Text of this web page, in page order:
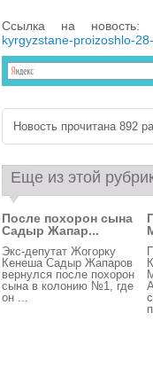
Ссылка на
kyrgyzstane-proizoshlo-
Новость прочитана 892
Еще из этой
После похорон сына
Садыр Жапар...
Экс-депутат Жогорку
Кенеша Садыр Жапаров
вернулся после похорон
сына в колонию №1, где
он ...